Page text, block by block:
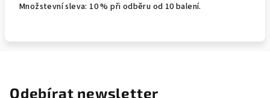
Množstevní sleva: 10 % při odběru od 10 balení.
Odebírat newsletter